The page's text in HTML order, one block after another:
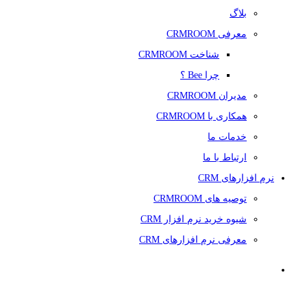
بلاگ
معرفی CRMROOM
شناخت CRMROOM
چرا Bee ؟
مدیران CRMROOM
همکاری با CRMROOM
خدمات ما
ارتباط با ما
نرم افزارهای CRM
توصیه های CRMROOM
شیوه خرید نرم افزار CRM
معرفی نرم افزارهای CRM